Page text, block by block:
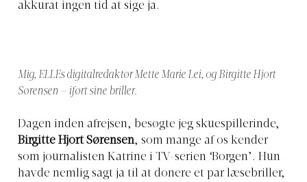
akkurat ingen tid at sige ja.
Mig, ELLEs digitalredaktør Mette Marie Lei, og Birgitte Hjort
Sørensen – iført sine briller.
Dagen inden afrejsen, besøgte jeg skuespillerinde,
Birgitte Hjort Sørensen, som mange af os kender
som journalisten Katrine i TV-serien ‘Borgen’. Hun
havde nemlig sagt ja til at donere et par læsebriller,